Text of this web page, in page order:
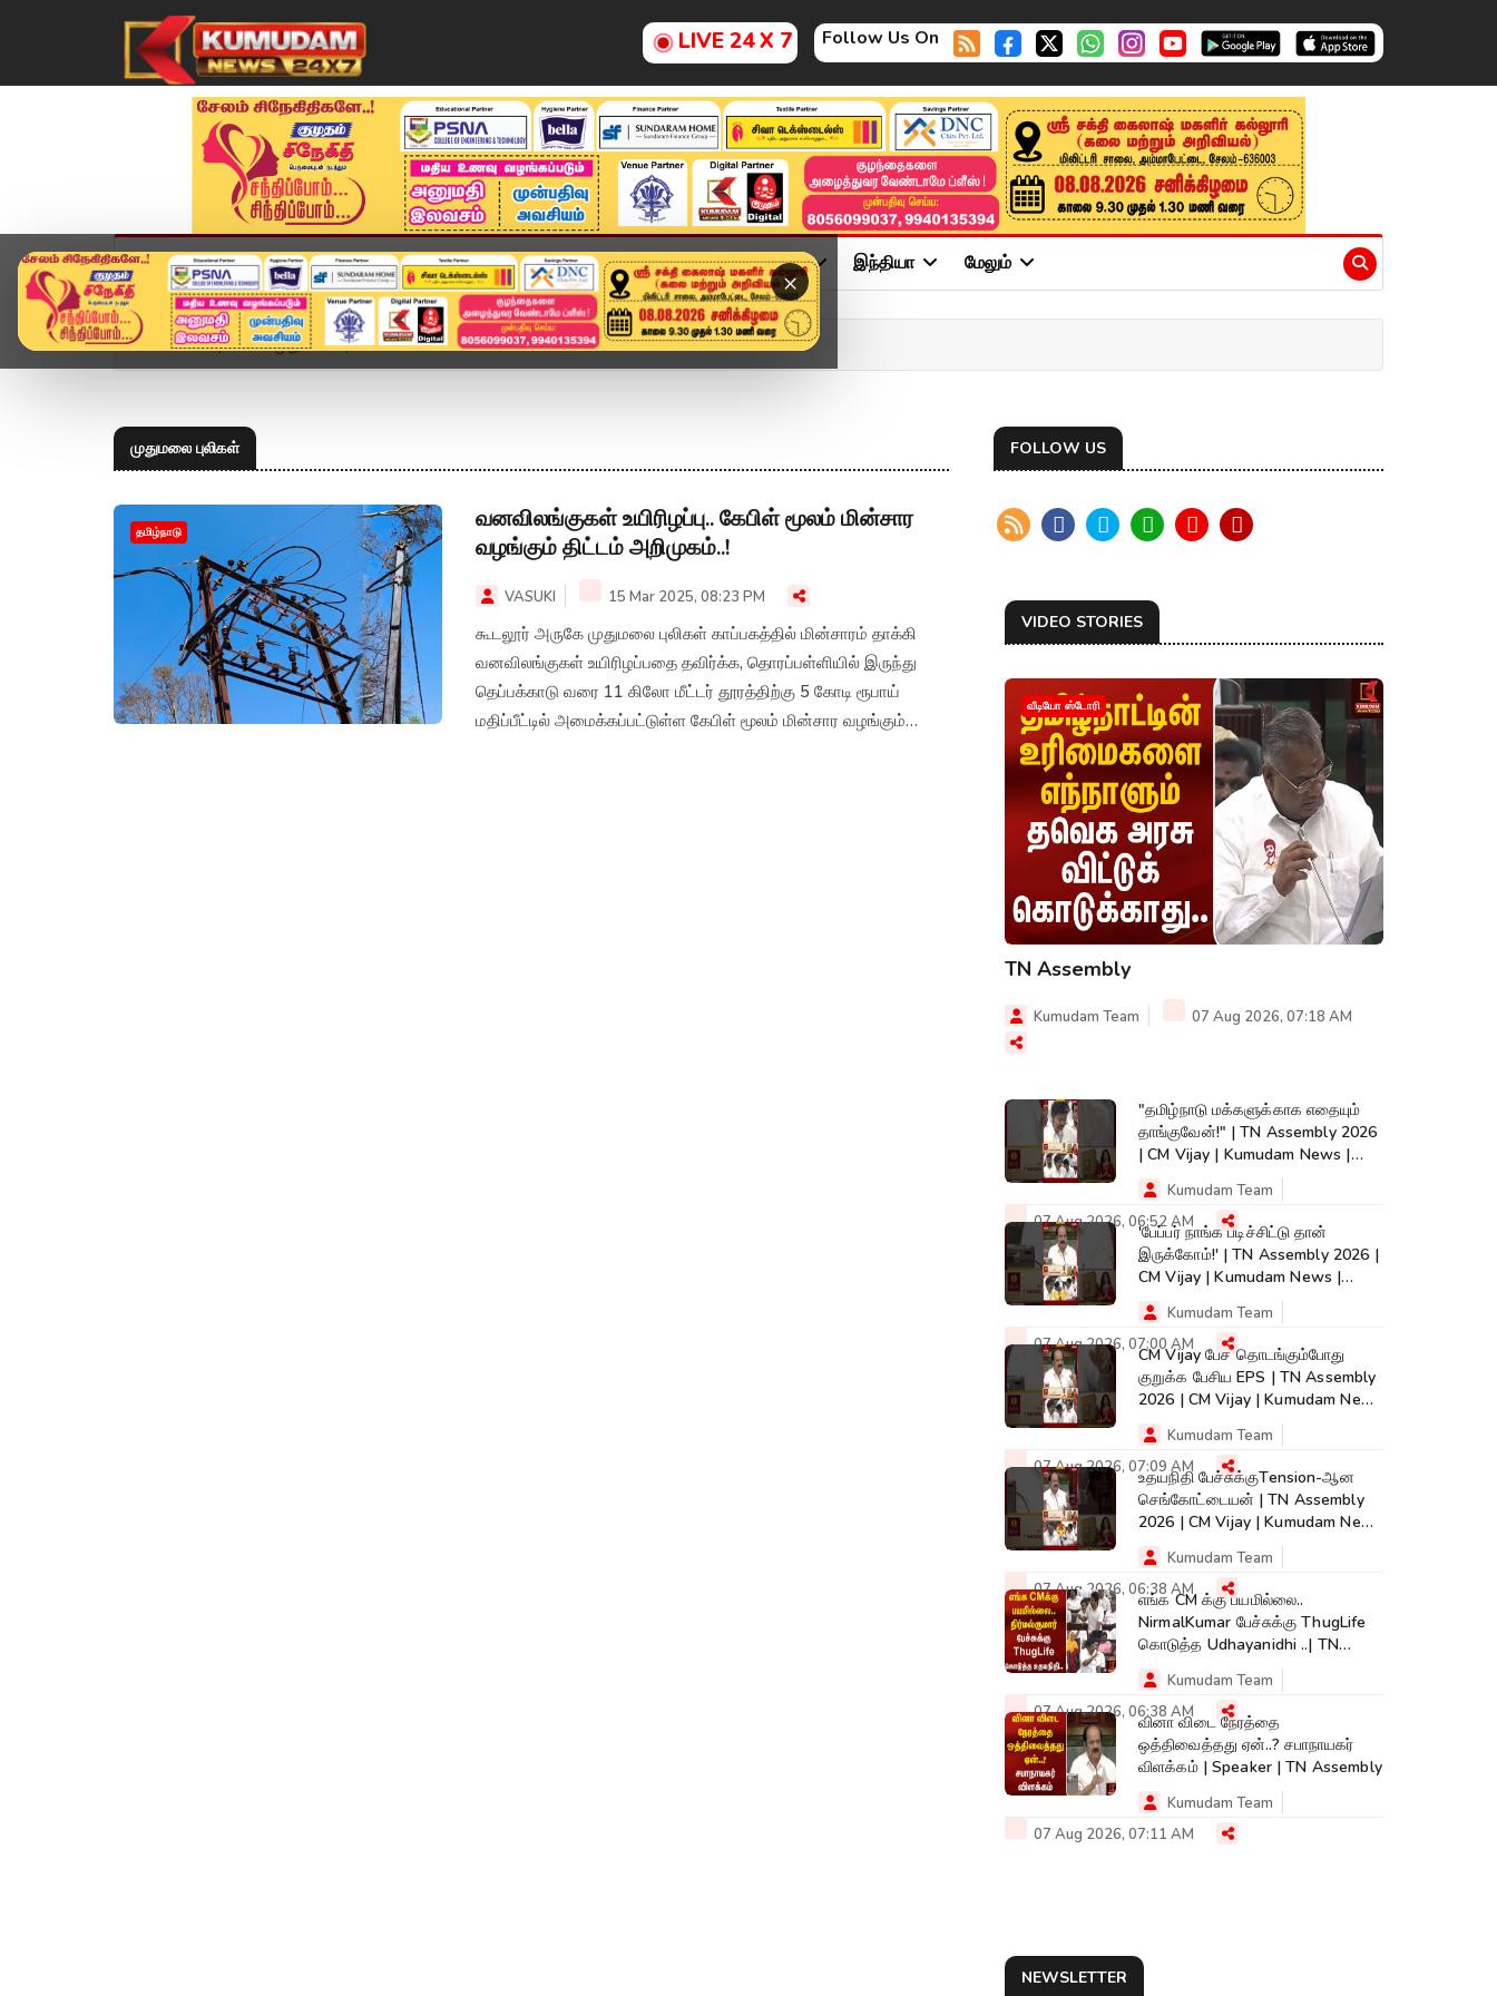
LIVE 24 X 7 Follow Us On
×
முகப்பு விளையாட்டு அண்மை தமிழ்நாடு சினிமா அரசியல் விளையாட்டு இந்தியா மேலும்
Home Topics முதுமலை புலிகள்
முதுமலை புலிகள்
தமிழ்நாடு
வனவிலங்குகள் உயிரிழப்பு.. கேபிள் மூலம் மின்சார
வழங்கும் திட்டம் அறிமுகம்..!
VASUKI 15 Mar 2025, 08:23 PM
கூடலூர் அருகே முதுமலை புலிகள் காப்பகத்தில் மின்சாரம் தாக்கி
வனவிலங்குகள் உயிரிழப்பதை தவிர்க்க, தொரப்பள்ளியில் இருந்து
தெப்பக்காடு வரை 11 கிலோ மீட்டர் தூரத்திற்கு 5 கோடி ரூபாய்
மதிப்பீட்டில் அமைக்கப்பட்டுள்ள கேபிள் மூலம் மின்சார வழங்கும்
FOLLOW US
VIDEO STORIES
வீடியோ ஸ்டோரி
TN Assembly
Kumudam Team 07 Aug 2026, 07:18 AM
"தமிழ்நாடு மக்களுக்காக எதையும்
தாங்குவேன்!" | TN Assembly 2026
| CM Vijay | Kumudam News |
#shorts
Kumudam Team
07 Aug 2026, 06:52 AM'பேப்பர் நாங்க படிச்சிட்டு தான்
இருக்கோம்!' | TN Assembly 2026 |
CM Vijay | Kumudam News |
#shorts
Kumudam Team
07 Aug 2026, 07:00 AMCM Vijay பேச தொடங்கும்போது
குறுக்க பேசிய EPS | TN Assembly
2026 | CM Vijay | Kumudam News
| #shorts
Kumudam Team
07 Aug 2026, 07:09 AMஉதயநிதி பேச்சுக்குTension-ஆன
செங்கோட்டையன் | TN Assembly
2026 | CM Vijay | Kumudam News
| #shorts
Kumudam Team
07 Aug 2026, 06:38 AMஎங்க CM க்கு பயமில்லை..
NirmalKumar பேச்சுக்கு ThugLife
கொடுத்த Udhayanidhi ..| TN
Assembly
Kumudam Team
07 Aug 2026, 06:38 AMவினா விடை நேரத்தை
ஒத்திவைத்தது ஏன்..? சபாநாயகர்
விளக்கம் | Speaker | TN Assembly
Kumudam Team
07 Aug 2026, 07:11 AM
NEWSLETTER